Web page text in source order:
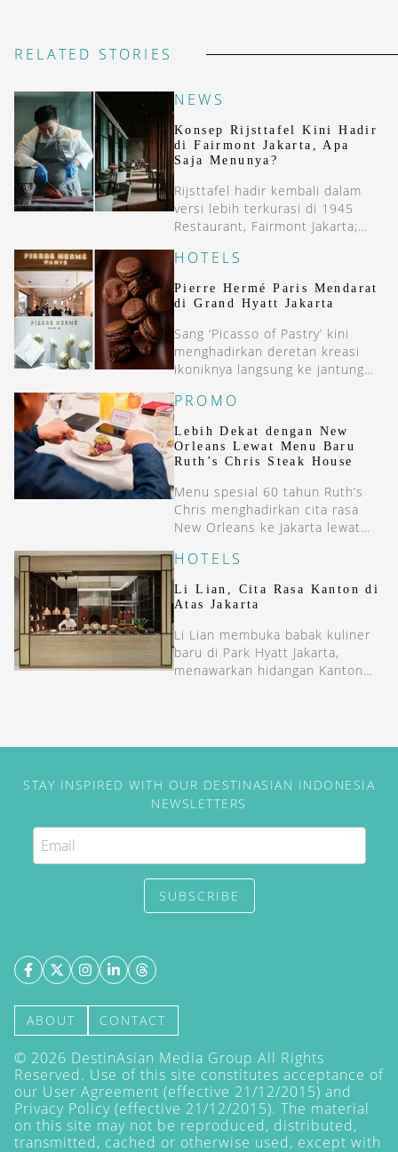
RELATED STORIES
NEWS
Konsep Rijsttafel Kini Hadir
di Fairmont Jakarta, Apa
Saja Menunya?
Rijsttafel hadir kembali dalam
versi lebih terkurasi di 1945
Restaurant, Fairmont Jakarta;
berakar pada rasa Nusantara.
HOTELS
Pierre Hermé Paris Mendarat
di Grand Hyatt Jakarta
Sang ‘Picasso of Pastry’ kini
menghadirkan deretan kreasi
ikoniknya langsung ke jantung
haute pâtisserie.
PROMO
Lebih Dekat dengan New
Orleans Lewat Menu Baru
Ruth’s Chris Steak House
Menu spesial 60 tahun Ruth’s
Chris menghadirkan cita rasa
New Orleans ke Jakarta lewat
steak sizzling khas mereka.
HOTELS
Li Lian, Cita Rasa Kanton di
Atas Jakarta
Li Lian membuka babak kuliner
baru di Park Hyatt Jakarta,
menawarkan hidangan Kanton
STAY INSPIRED WITH OUR DESTINASIAN INDONESIA
NEWSLETTERS
SUBSCRIBE
ABOUT CONTACT
© 2026 DestinAsian Media Group All Rights
Reserved. Use of this site constitutes acceptance of
our User Agreement (effective 21/12/2015) and
Privacy Policy (effective 21/12/2015). The material
on this site may not be reproduced, distributed,
transmitted, cached or otherwise used, except with